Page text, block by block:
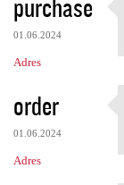
purchase
01.06.2024
Adres
order
01.06.2024
Adres